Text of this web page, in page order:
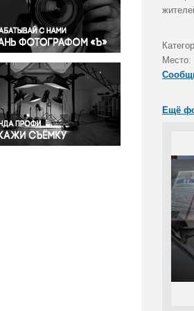
Правосудие
Происшествия и конфликты
Религия
Светская жизнь
Спорт
Экология
Экономика и бизнес
Место:
Ещё